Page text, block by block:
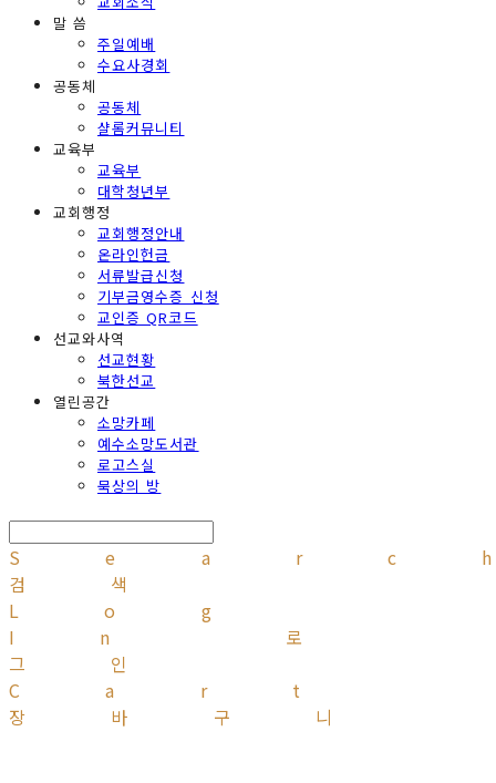
말 씀
주일예배
수요사경회
공동체
공동체
샬롬커뮤니티
교육부
교육부
대학청년부
교회행정
교회행정안내
온라인헌금
서류발급신청
기부금영수증 신청
교인증 QR코드
선교와사역
선교현황
북한선교
열린공간
소망카페
예수소망도서관
로고스실
묵상의 방
검색
Log
In
로
그인
Cart
장바구니